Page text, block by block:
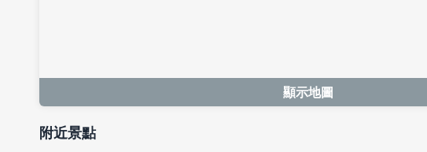
顯示地圖
附近景點